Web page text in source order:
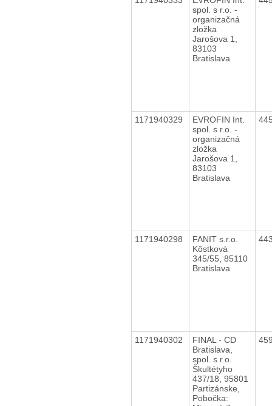
spol. s r.o. -
organizačná
zložka
Jarošova 1,
83103
Bratislava
1171940329
EVROFIN Int.
spol. s r.o. -
organizačná
zložka
Jarošova 1,
83103
Bratislava
1171940298
FANIT s.r.o.
Kôstková
345/55, 85110
Bratislava
1171940302
FINAL - CD
Bratislava,
spol. s r.o.
Škultétyho
437/18, 95801
Partizánske,
Pobočka: